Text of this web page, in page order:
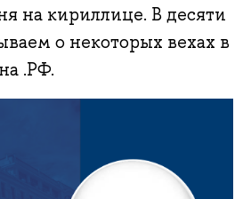
на кириллице. В десяти
о некоторых вехах в
.РФ.